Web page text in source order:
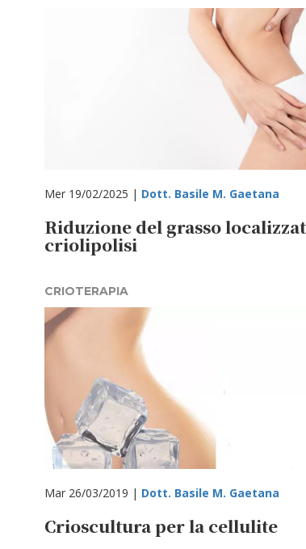
Mer 19/02/2025 | Dott. Basile M. Gaetana
Riduzione del grasso
criolipolisi
CRIOTERAPIA
Mar 26/03/2019 | Dott. Basile M. Gaetana
Crioscultura per la cellulite